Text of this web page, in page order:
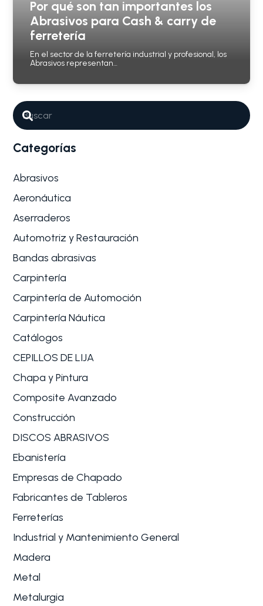
Por qué son tan importantes los
Abrasivos para Cash & carry de
ferretería
En el sector de la ferretería industrial y profesional, los
Abrasivos representan…
Categorías
Abrasivos
Aeronáutica
Aserraderos
Automotriz y Restauración
Bandas abrasivas
Carpintería
Carpintería de Automoción
Carpintería Náutica
Catálogos
CEPILLOS DE LIJA
Chapa y Pintura
Composite Avanzado
Construcción
DISCOS ABRASIVOS
Ebanistería
Empresas de Chapado
Fabricantes de Tableros
Ferreterías
Industrial y Mantenimiento General
Madera
Metal
Metalurgia